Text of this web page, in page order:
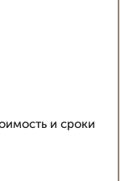
и сроки